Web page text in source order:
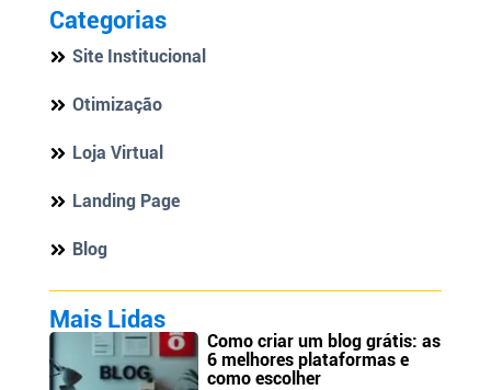
Categorias
Site Institucional
Otimização
Loja Virtual
Landing Page
Blog
Mais Lidas
Como criar um blog grátis: as
6 melhores plataformas e
como escolher